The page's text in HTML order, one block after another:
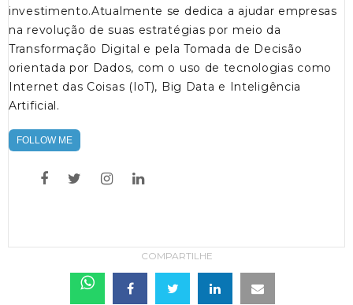
investimento.Atualmente se dedica a ajudar empresas
na revolução de suas estratégias por meio da
Transformação Digital e pela Tomada de Decisão
orientada por Dados, com o uso de tecnologias como
Internet das Coisas (IoT), Big Data e Inteligência
Artificial.
FOLLOW ME
COMPARTILHE